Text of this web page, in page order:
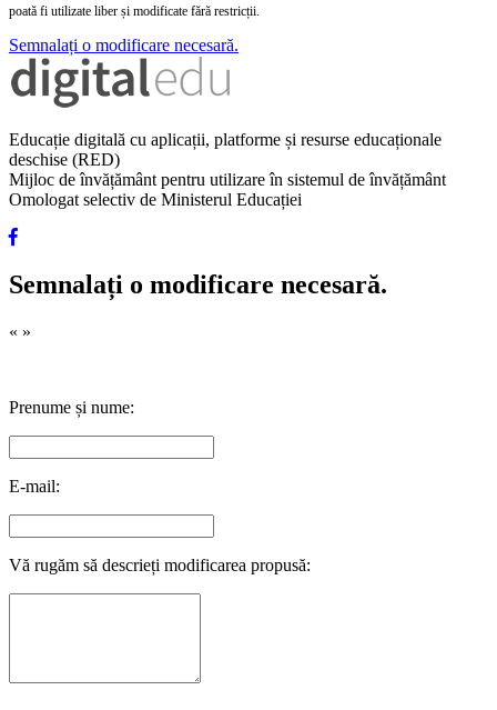
poată fi utilizate liber și modificate fără restricții.
Semnalați o modificare necesară.
Educație digitală cu aplicații, platforme și resurse educaționale
deschise (RED)
Mijloc de învățământ pentru utilizare în sistemul de învățământ
Omologat selectiv de Ministerul Educației
Semnalați o modificare necesară.
« »
Prenume și nume:
E-mail:
Vă rugăm să descrieți modificarea propusă: